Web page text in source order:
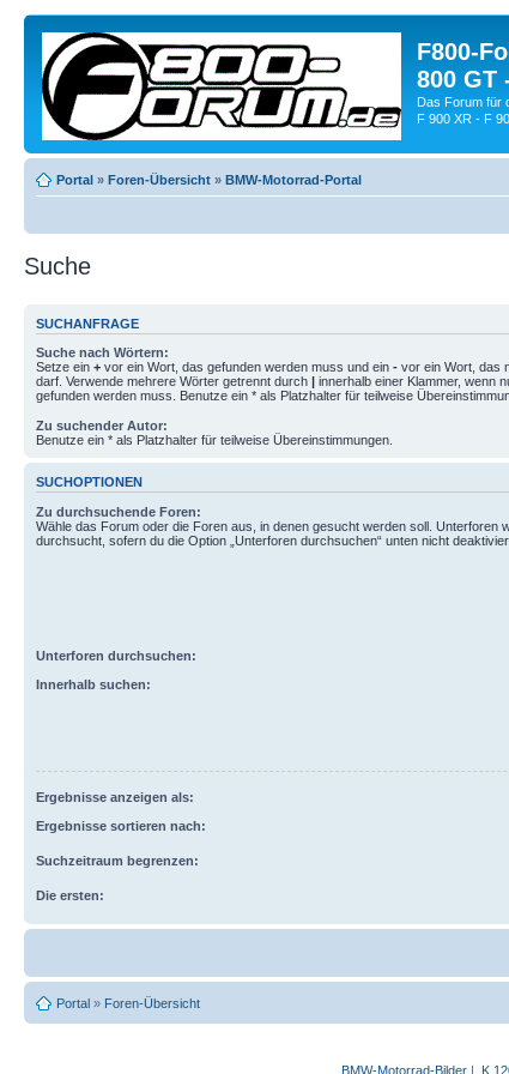
F800-
800 GT
Das Forum für
F 900 XR - F
Portal » Foren-Übersicht » BMW-Motorrad-Portal
Suche
SUCHANFRAGE
Suche nach Wörtern:
Setze ein + vor ein Wort, das gefunden werden muss und ein - vor ein Wort, das
darf. Verwende mehrere Wörter getrennt durch | innerhalb einer Klammer, wenn
gefunden werden muss. Benutze ein * als Platzhalter für teilweise
Zu suchender Autor:
Benutze ein * als Platzhalter für teilweise Übereinstimmungen.
SUCHOPTIONEN
Zu durchsuchende Foren:
Wähle das Forum oder die Foren aus, in denen gesucht werden soll. Unterforen
durchsucht, sofern du die Option „Unterforen durchsuchen“ unten nicht
Unterforen durchsuchen:
Innerhalb suchen:
Ergebnisse anzeigen als:
Ergebnisse sortieren nach:
Suchzeitraum begrenzen:
Die ersten:
Portal » Foren-Übersicht
BMW-Motorrad-Bilder| K